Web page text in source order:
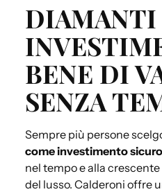
DIAMANTI
BENE DI
SENZA
Sempre più persone
come investimento sicuro
nel tempo e alla
del lusso. Calderoni offre